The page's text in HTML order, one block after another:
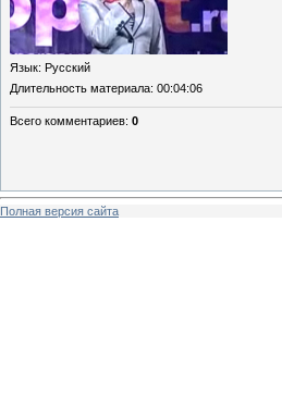
Язык: Русский
Длительность материала: 00:04:06
Всего комментариев: 0
Полная версия сайта